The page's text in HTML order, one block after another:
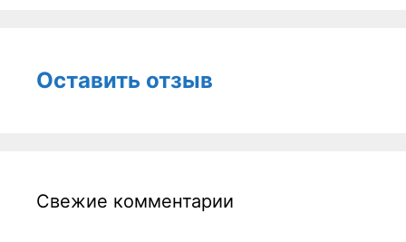
Оставить отзыв
Свежие комментарии